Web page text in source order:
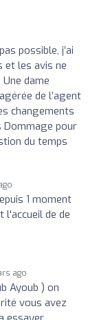
possible, j’ai
et les avis ne
dame
de l’agent
changements
Dommage pour
du temps
1 moment
l'accueil de de
ago
Ayoub ) on
vous avez